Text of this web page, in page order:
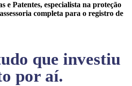
e Patentes, especialista na proteção
completa para o registro de
que investiu
por aí.